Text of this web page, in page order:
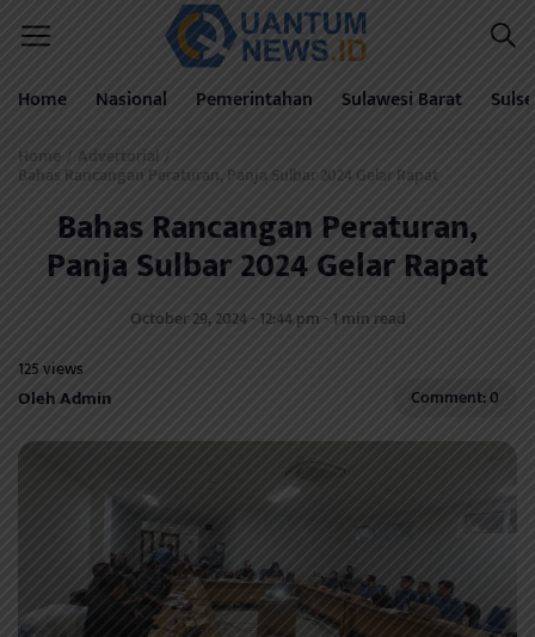
Home Nasional Pemerintahan Sulawesi Barat
Home / Advertorial /
Bahas Rancangan Peraturan, Panja Sulbar 2024 Gelar Rapat
Bahas Rancangan Peraturan,
Panja Sulbar 2024 Gelar Rapat
October 29, 2024 - 12:44 pm - 1 min read
125 views
Oleh Admin Comment: 0